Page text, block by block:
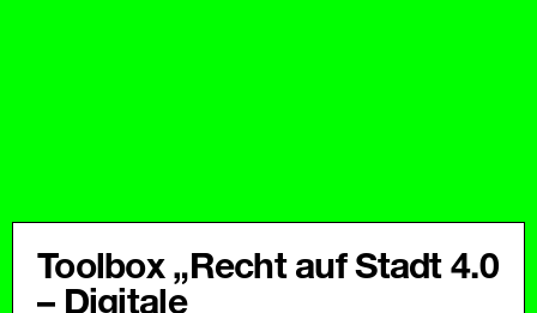
Toolbox „Recht auf Stadt 4.0
– Digitale